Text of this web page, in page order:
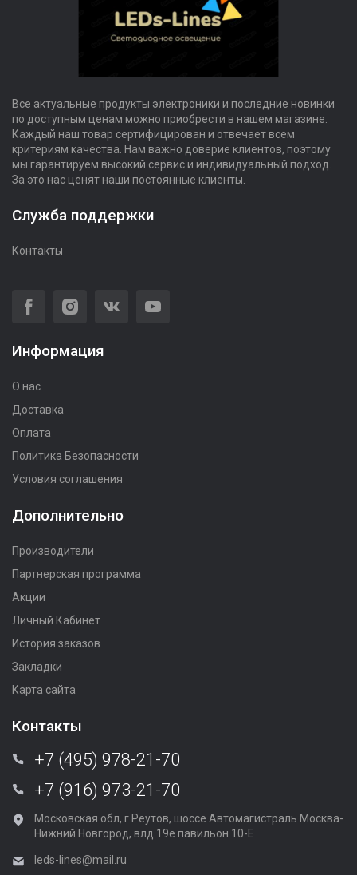
Все актуальные продукты электроники и последние новинки
по доступным ценам можно приобрести в нашем магазине.
Каждый наш товар сертифицирован и отвечает всем
критериям качества. Нам важно доверие клиентов, поэтому
мы гарантируем высокий сервис и индивидуальный подход.
За это нас ценят наши постоянные клиенты.
Служба поддержки
Контакты
Информация
О нас
Доставка
Оплата
Политика Безопасности
Условия соглашения
Дополнительно
Производители
Партнерская программа
Акции
Личный Кабинет
История заказов
Закладки
Карта сайта
Контакты
+7 (495) 978-21-70
+7 (916) 973-21-70
Московская обл, г Реутов, шоссе Автомагистраль Москва-
Нижний Новгород, влд 19е павильон 10-Е
leds-lines@mail.ru